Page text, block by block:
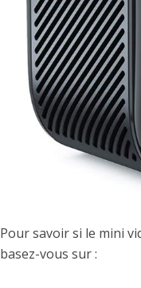
Pour savoir si le mini
basez-vous sur :